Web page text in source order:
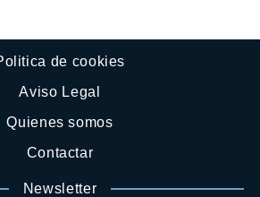
de cookies
Aviso Legal
Quienes somos
Contactar
Newsletter